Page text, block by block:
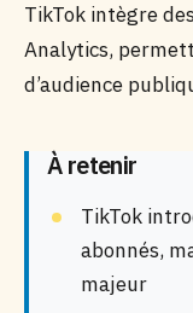
TikTok intègre
Analytics,
d’audience
À retenir
TikTok
abonnés,
majeur